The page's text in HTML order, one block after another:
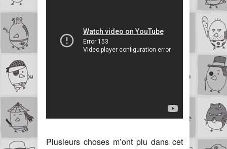
Plusieurs choses m’ont plu dans cet